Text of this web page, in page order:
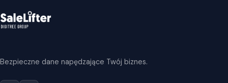
Bezpieczne dane napędzające Twój biznes.